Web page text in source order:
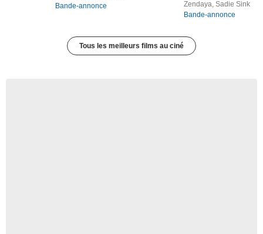
Bande-annonce
Zendaya, Sadie Sink
Bande-annonce
Tous les meilleurs films au ciné